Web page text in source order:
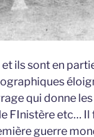
ils sont en
qui donne
FInistère etc…
guerre